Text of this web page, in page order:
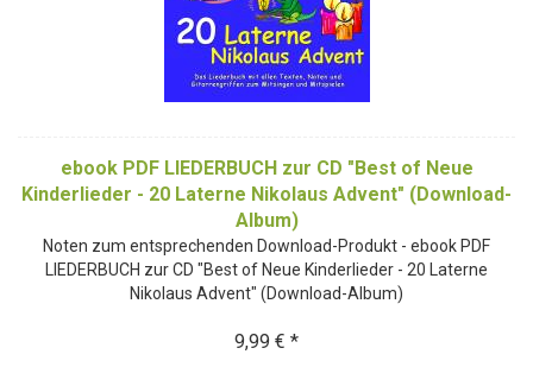
ebook PDF LIEDERBUCH zur CD "Best of Neue
Kinderlieder - 20 Laterne Nikolaus Advent" (Download-
Album)
Noten zum entsprechenden Download-Produkt - ebook PDF
LIEDERBUCH zur CD "Best of Neue Kinderlieder - 20 Laterne
Nikolaus Advent" (Download-Album)
9,99 € *